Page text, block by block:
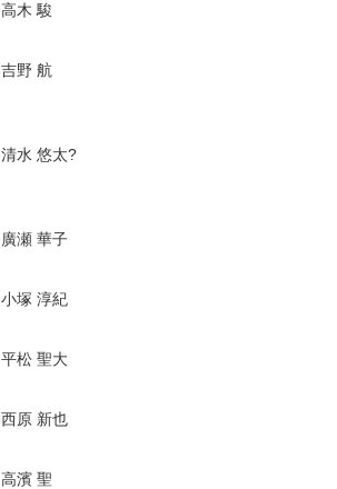
高木 駿
吉野 航
清水 悠太?
廣瀬 華子
小塚 淳紀
平松 聖大
西原 新也
高濱 聖